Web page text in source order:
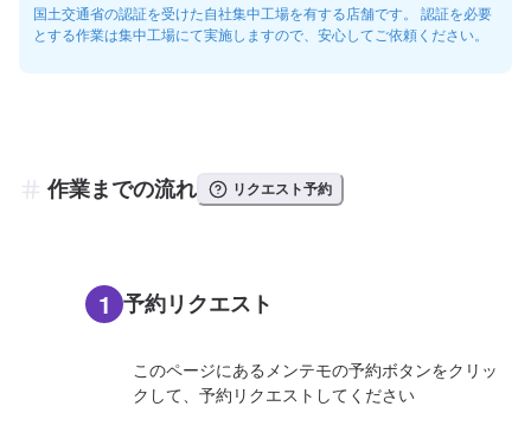
国土交通省の認証を受けた自社集中工場を有する店舗です。 認証を必要
とする作業は集中工場にて実施しますので、安心してご依頼ください。
作業までの流れ リクエスト予約
1 予約リクエスト
このページにあるメンテモの予約ボタンをクリッ
クして、予約リクエストしてください